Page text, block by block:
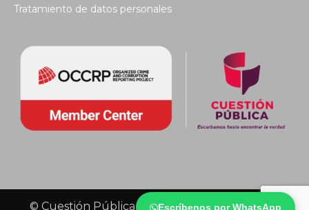
Escríbenos por WhatsApp
Tratamiento de datos personales
© Cuestión Pública 2018 - Todos los derechos